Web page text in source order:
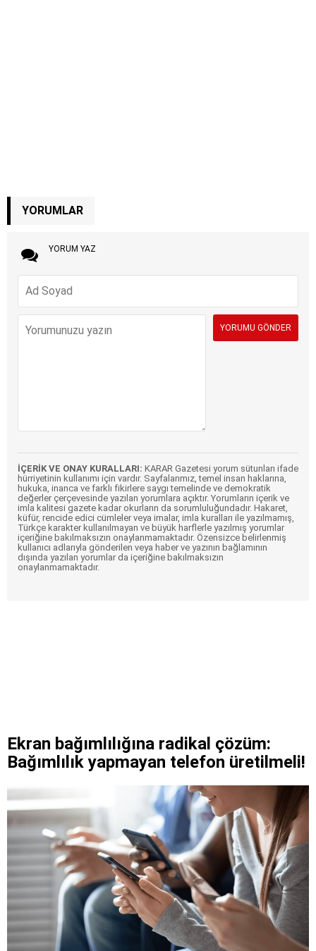
YORUMLAR
YORUM YAZ
İÇERİK VE ONAY KURALLARI: KARAR Gazetesi yorum sütunları ifade
hürriyetinin kullanımı için vardır. Sayfalarımız, temel insan haklarına,
hukuka, inanca ve farklı fikirlere saygı temelinde ve demokratik
değerler çerçevesinde yazılan yorumlara açıktır. Yorumların içerik ve
imla kalitesi gazete kadar okurların da sorumluluğundadır. Hakaret,
küfür, rencide edici cümleler veya imalar, imla kuralları ile yazılmamış,
Türkçe karakter kullanılmayan ve büyük harflerle yazılmış yorumlar
içeriğine bakılmaksızın onaylanmamaktadır. Özensizce belirlenmiş
kullanıcı adlarıyla gönderilen veya haber ve yazının bağlamının
dışında yazılan yorumlar da içeriğine bakılmaksızın
onaylanmamaktadır.
Ekran bağımlılığına radikal çözüm:
Bağımlılık yapmayan telefon üretilmeli!